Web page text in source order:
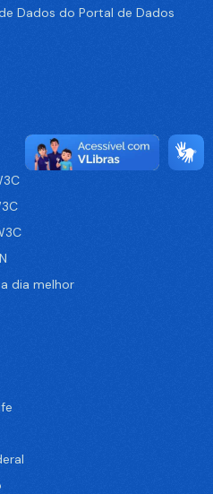
Dados do Portal de Dados
dia melhor